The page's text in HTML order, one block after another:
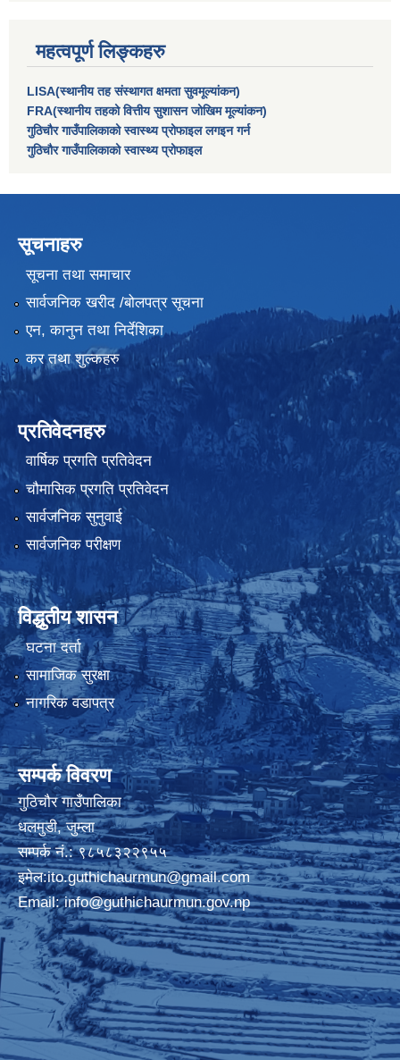
महत्वपूर्ण लिङ्कहरु
LISA(स्थानीय तह संस्थागत क्षमता सुवमूल्यांकन)
FRA(स्थानीय तहको वित्तीय सुशासन जोखिम मूल्यांकन)
गुठिचौर गाउँपालिकाको स्वास्थ्य प्रोफाइल लगइन गर्न
गुठिचौर गाउँपालिकाको स्वास्थ्य प्रोफाइल
सूचनाहरु
सूचना तथा समाचार
सार्वजनिक खरीद /बोलपत्र सूचना
एन, कानुन तथा निर्देशिका
कर तथा शुल्कहरु
प्रतिवेदनहरु
वार्षिक प्रगति प्रतिवेदन
चौमासिक प्रगति प्रतिवेदन
सार्वजनिक सुनुवाई
सार्वजनिक परीक्षण
विद्धुतीय शासन
घटना दर्ता
सामाजिक सुरक्षा
नागरिक वडापत्र
सम्पर्क विवरण
गुठिचौर गाउँपालिका
धलमुडी, जुम्ला
सम्पर्क नं.: ९८५८३२२९५५
इमेल:ito.guthichaurmun@gmail.com
Email:info@guthichaurmun.gov.np